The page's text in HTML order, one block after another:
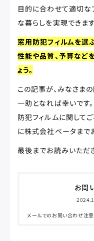
目的に合わせて適切な
な暮らしを実現できます
窓用防犯フィルムを選
性能や品質、予算など
ょう。
この記事が、みなさま
一助となれば幸いです。
防犯フィルムに関して
に株式会社ベータまで
最後までお読みいただ
お問
メールでのお問い合わせ注意